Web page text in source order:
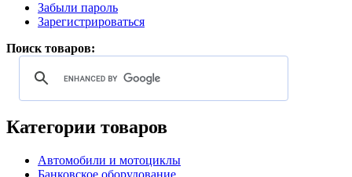
Забыли пароль
Зарегистрироваться
Поиск товаров:
Категории товаров
Автомобили и мотоциклы
Банковское оборудование